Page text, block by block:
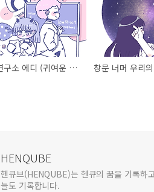
헨큐연구소 에디 (귀여운 배경화면 다운로드)
HENQUBE
헨큐브(HENQUBE)는 헨큐의 꿈을 기록하
늘도 기록합니다.